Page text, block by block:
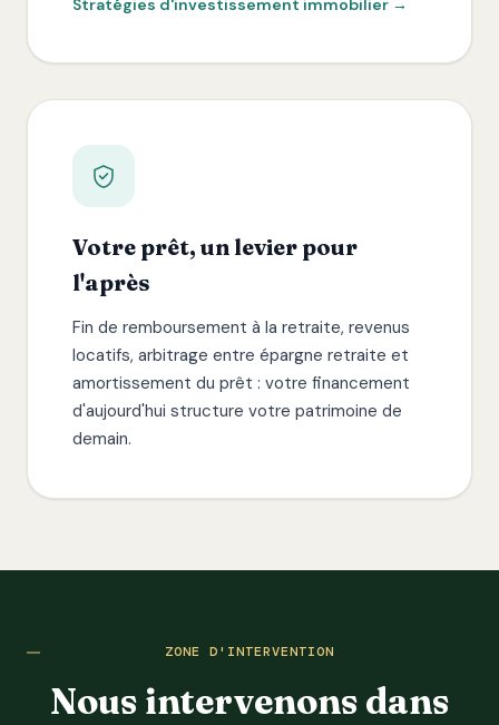
Stratégies d'investissement immobilier →
Votre prêt, un levier pour
l'après
Fin de remboursement à la retraite, revenus
locatifs, arbitrage entre épargne retraite et
amortissement du prêt : votre financement
d'aujourd'hui structure votre patrimoine de
demain.
ZONE D'INTERVENTION
Nous intervenons dans